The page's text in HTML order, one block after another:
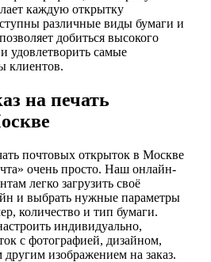
каждую открытку
различные виды бумаги и
добиться высокого
удовлетворить самые
клиентов.
на печать
почтовых открыток в Москве
очень просто. Наш онлайн-
легко загрузить своё
и выбрать нужные параметры
количество и тип бумаги.
индивидуально,
с фотографией, дизайном,
изображением на заказ.